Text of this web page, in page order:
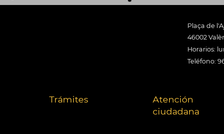
Plaça de
46002
Horarios:
Teléfono:
Trámites
Atención
ciudadana